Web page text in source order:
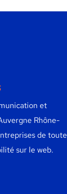
et
Rhône-
de toute
sur le web.